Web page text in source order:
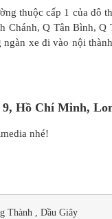
thuộc cấp 1 của đô
Q Tân Bình,
xe đi vào nội
Hồ Chí Minh,
nhé!
Thành , Dầu Giây